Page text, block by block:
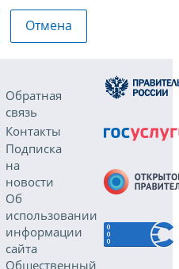
Отмена
Обратная
связь
Контакты
Подписка
на
новости
Об
использовании
информации
сайта
Общественный